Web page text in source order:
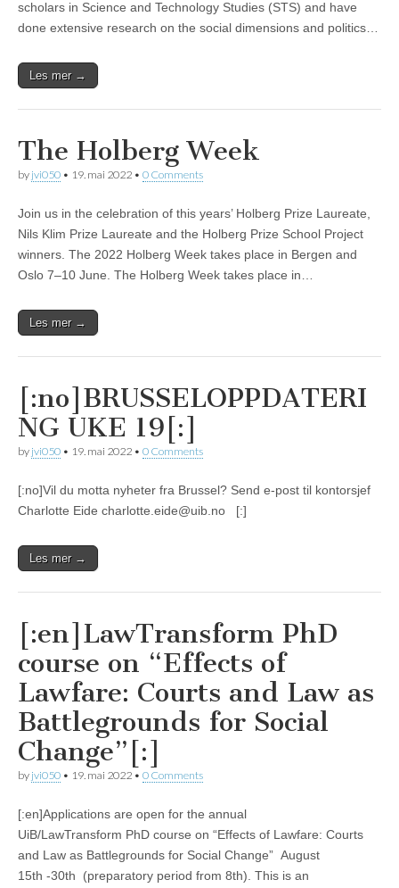
scholars in Science and Technology Studies (STS) and have
done extensive research on the social dimensions and politics…
Les mer →
The Holberg Week
by jvi050 • 19. mai 2022 • 0 Comments
Join us in the celebration of this years’ Holberg Prize Laureate,
Nils Klim Prize Laureate and the Holberg Prize School Project
winners. The 2022 Holberg Week takes place in Bergen and
Oslo 7–10 June. The Holberg Week takes place in…
Les mer →
[:no]BRUSSELOPPDATERI
NG UKE 19[:]
by jvi050 • 19. mai 2022 • 0 Comments
[:no]Vil du motta nyheter fra Brussel? Send e-post til kontorsjef
Charlotte Eide charlotte.eide@uib.no [:]
Les mer →
[:en]LawTransform PhD
course on “Effects of
Lawfare: Courts and Law as
Battlegrounds for Social
Change”[:]
by jvi050 • 19. mai 2022 • 0 Comments
[:en]Applications are open for the annual
UiB/LawTransform PhD course on “Effects of Lawfare: Courts
and Law as Battlegrounds for Social Change” August
15th -30th (preparatory period from 8th). This is an